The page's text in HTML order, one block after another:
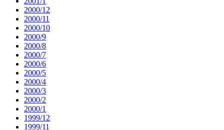
2000/12
2000/11
2000/10
2000/9
2000/8
2000/7
2000/6
2000/5
2000/4
2000/3
2000/2
2000/1
1999/12
1999/11